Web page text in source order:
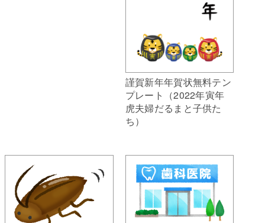
謹賀新年年賀状無料テン
プレート（2022年寅年
虎夫婦だるまと子供た
ち）